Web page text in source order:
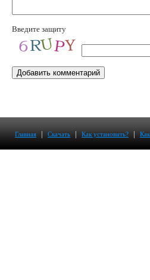
Введите защиту
Главная | Скачать | Как установить? |